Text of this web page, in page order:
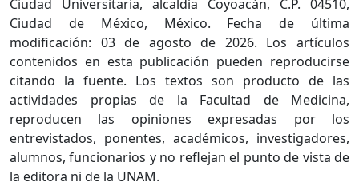
Ciudad Universitaria, alcaldía Coyoacán, C.P. 04510,
Ciudad de México, México. Fecha de última
modificación: 03 de agosto de 2026. Los artículos
contenidos en esta publicación pueden reproducirse
citando la fuente. Los textos son producto de las
actividades propias de la Facultad de Medicina,
reproducen las opiniones expresadas por los
entrevistados, ponentes, académicos, investigadores,
alumnos, funcionarios y no reflejan el punto de vista de
la editora ni de la UNAM.